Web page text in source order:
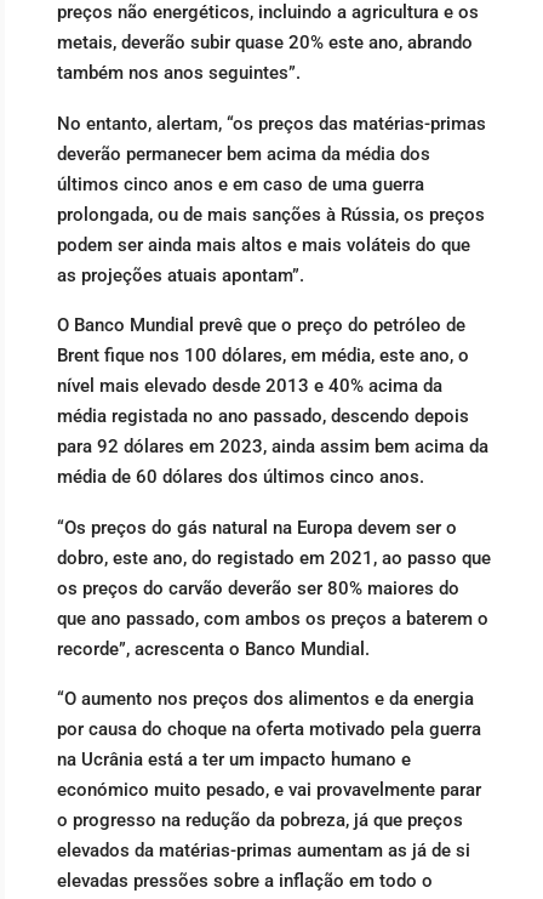
preços não energéticos, incluindo a agricultura e os
metais, deverão subir quase 20% este ano, abrando
também nos anos seguintes”.
No entanto, alertam, “os preços das matérias-primas
deverão permanecer bem acima da média dos
últimos cinco anos e em caso de uma guerra
prolongada, ou de mais sanções à Rússia, os preços
podem ser ainda mais altos e mais voláteis do que
as projeções atuais apontam”.
O Banco Mundial prevê que o preço do petróleo de
Brent fique nos 100 dólares, em média, este ano, o
nível mais elevado desde 2013 e 40% acima da
média registada no ano passado, descendo depois
para 92 dólares em 2023, ainda assim bem acima da
média de 60 dólares dos últimos cinco anos.
“Os preços do gás natural na Europa devem ser o
dobro, este ano, do registado em 2021, ao passo que
os preços do carvão deverão ser 80% maiores do
que ano passado, com ambos os preços a baterem o
recorde”, acrescenta o Banco Mundial.
“O aumento nos preços dos alimentos e da energia
por causa do choque na oferta motivado pela guerra
na Ucrânia está a ter um impacto humano e
económico muito pesado, e vai provavelmente parar
o progresso na redução da pobreza, já que preços
elevados da matérias-primas aumentam as já de si
elevadas pressões sobre a inflação em todo o